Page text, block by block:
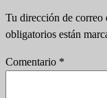
Tu dirección de correo
obligatorios están
Comentario *